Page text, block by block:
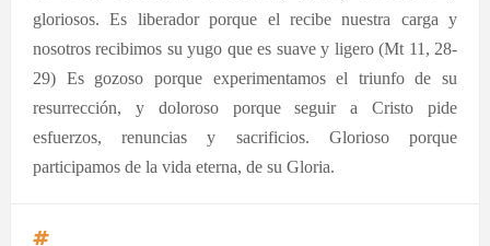
gloriosos. Es liberador porque el recibe nuestra carga y
nosotros recibimos su yugo que es suave y ligero (Mt 11, 28-
29) Es gozoso porque experimentamos el triunfo de su
resurrección, y doloroso porque seguir a Cristo pide
esfuerzos, renuncias y sacrificios. Glorioso porque
participamos de la vida eterna, de su Gloria.